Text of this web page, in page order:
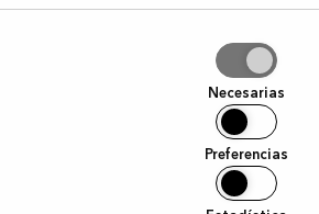
Necesarias
Preferencias